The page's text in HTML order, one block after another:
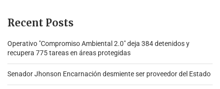
Recent Posts
Operativo "Compromiso Ambiental 2.0″ deja 384 detenidos y
recupera 775 tareas en áreas protegidas
Senador Jhonson Encarnación desmiente ser proveedor del Estado